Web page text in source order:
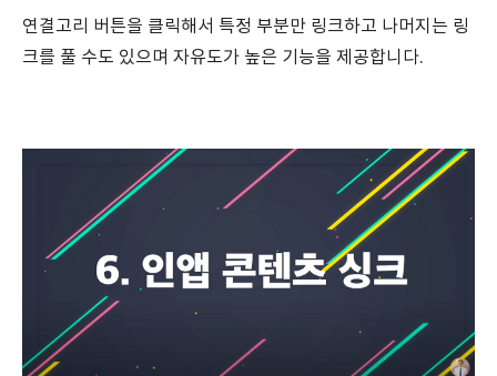
연결고리 버튼을 클릭해서 특정 부분만 링크하고 나머지는 링
크를 풀 수도 있으며 자유도가 높은 기능을 제공합니다.